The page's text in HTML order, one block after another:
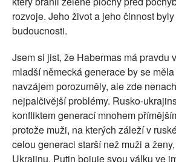
rozvoje. Jeho život a jeho činnost
budoucnosti.
Jsem si jist, že Habermas má pravdu
mladší německá generace by se
navzájem porozuměly, ale zde
nejpalčivější problémy. Rusko-
konfliktem generací mnohem
protože muži, na kterých záleží v
celou generaci starší než muži a
Ukrajinu. Putin bojuje svou válku ve